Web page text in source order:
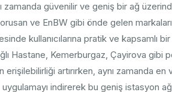
zamanda güvenilir ve geniş bir ağ
ve EnBW gibi önde gelen
kullanıcılarına pratik ve kapsamlı
Hastane, Kemerburgaz, Çayirova gibi
artırırken, aynı zamanda
uygulamayı indirerek bu geniş istasyon